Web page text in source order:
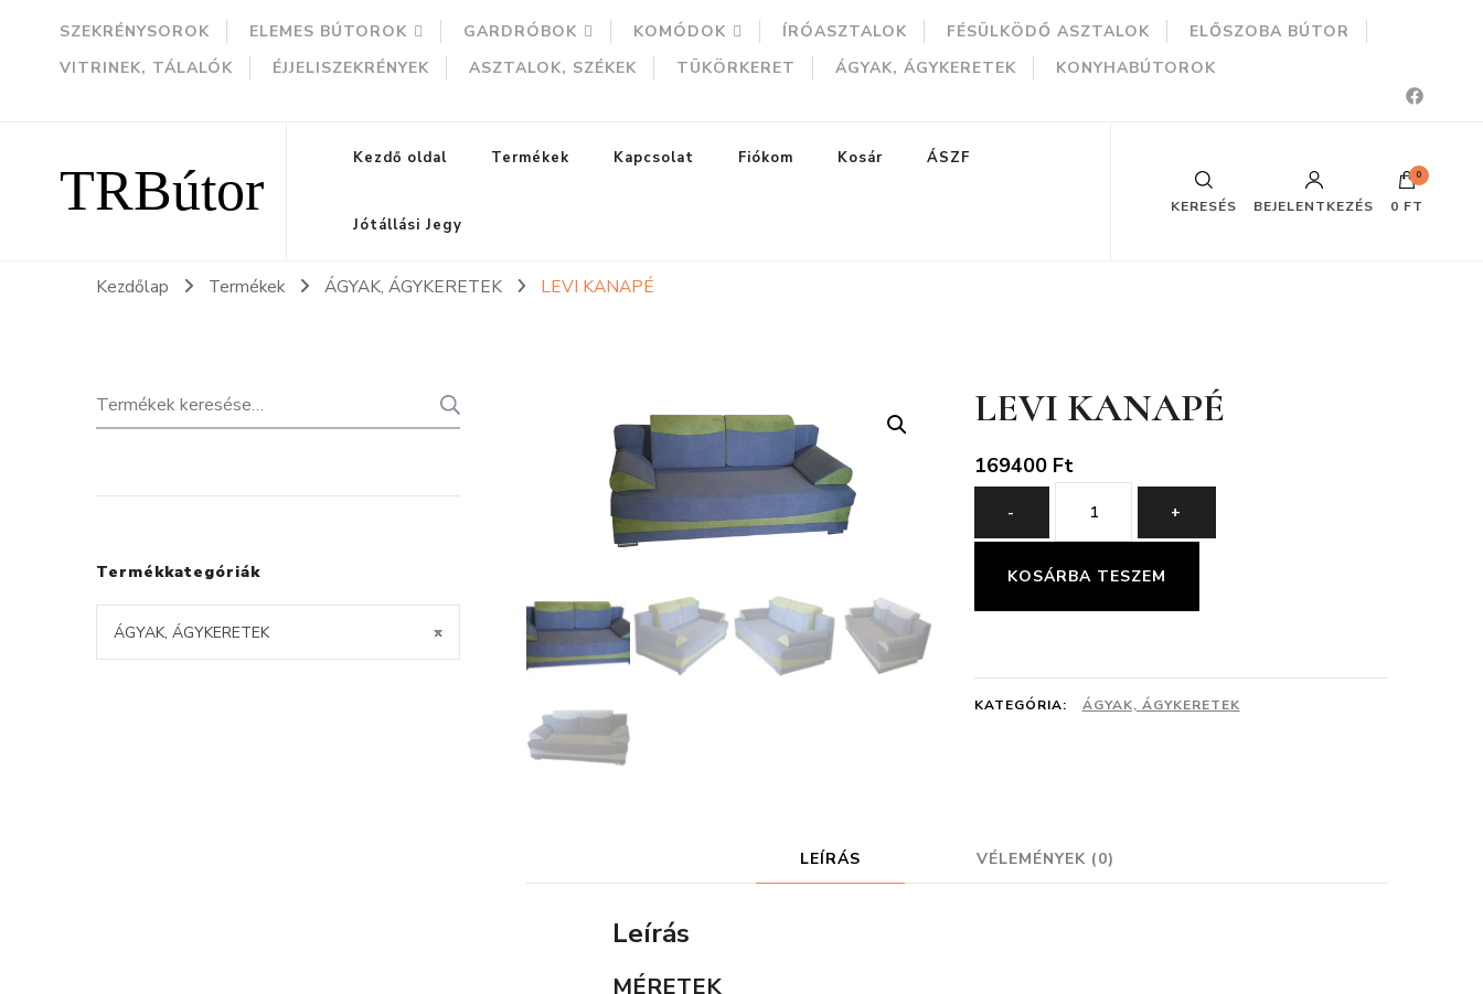
SZEKRÉNYSOROK ELEMES BÚTOROK GARDRÓBOK KOMÓDOK ÍRÓASZTALOK FÉSÜLKÖDŐ ASZTALOK
ELŐSZOBA BÚTOR
VITRINEK, TÁLALÓK
ÉJJELISZEKRÉNYEK ASZTALOK, SZÉKEK TÜKÖRKERET ÁGYAK, ÁGYKERETEK KONYHABÚTOROK
TRBútor Kezdő oldal Termékek Kapcsolat Fiókom Kosár ÁSZF
Jótállási Jegy
KERESÉS BEJELENTKEZÉS
0
0 FT
Kezdőlap Termékek ÁGYAK, ÁGYKERETEK LEVI KANAPÉ
LEVI KANAPÉ
169400 Ft
-
LEVI
KANAPÉ
mennyiség
+
KOSÁRBA TESZEM
KATEGÓRIA: ÁGYAK, ÁGYKERETEK
LEÍRÁS VÉLEMÉNYEK (0)
Leírás
MÉRETEK
Keresés
a
Termékkategóriák
×
ÁGYAK, ÁGYKERETEK